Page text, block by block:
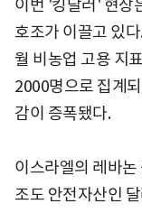
이번 '킹달러' 현상
호조가 이끌고 있
월 비농업 고용 지
2000명으로 집계
감이 증폭됐다.
이스라엘의 레바
조도 안전자산인